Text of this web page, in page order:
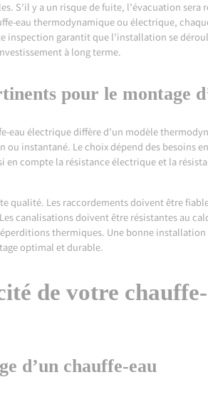
S’il y a un risque de fuite, l’évacuation
eau thermodynamique ou électrique,
garantit que l’installation se
à long terme.
pour le montage
eau électrique diffère d’un modèle
instantané. Le choix dépend des besoins
compte la résistance électrique et la
qualité. Les raccordements doivent être
canalisations doivent être résistantes au
thermiques. Une bonne
optimal et durable.
de votre
d’un chauffe-eau